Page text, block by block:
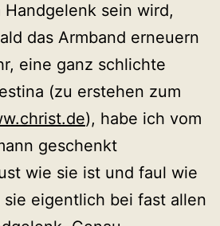
Handgelenk sein wird,
das Armband erneuern
eine ganz schlichte
(zu erstehen zum
), habe ich vom
geschenkt
wie sie ist und faul wie
eigentlich bei fast allen